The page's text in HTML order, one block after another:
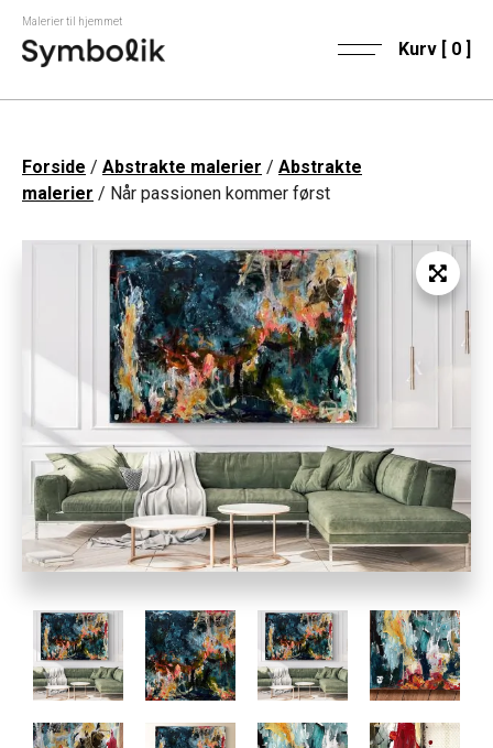
Malerier til hjemmet
Kurv [ 0]
Forside / Abstrakte malerier / Abstrakte
malerier / Når passionen kommer først